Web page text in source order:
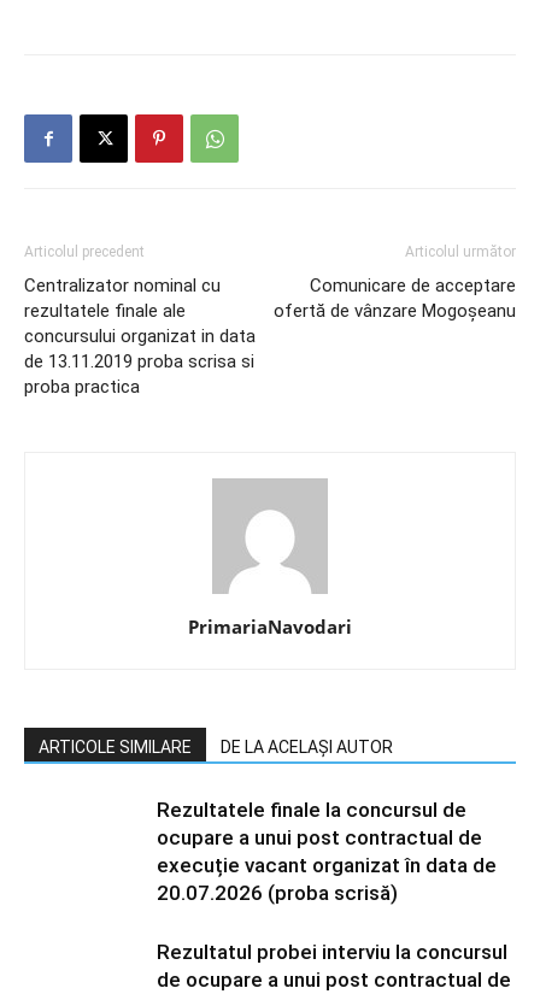
Articolul precedent
Centralizator nominal cu
rezultatele finale ale
concursului organizat in data
de 13.11.2019 proba scrisa si
proba practica
Articolul următor
Comunicare de acceptare
ofertă de vânzare Mogoșeanu
PrimariaNavodari
ARTICOLE SIMILARE DE LA ACELAȘI AUTOR
Rezultatele finale la concursul de
ocupare a unui post contractual de
execuție vacant organizat în data de
20.07.2026 (proba scrisă)
Rezultatul probei interviu la concursul
de ocupare a unui post contractual de